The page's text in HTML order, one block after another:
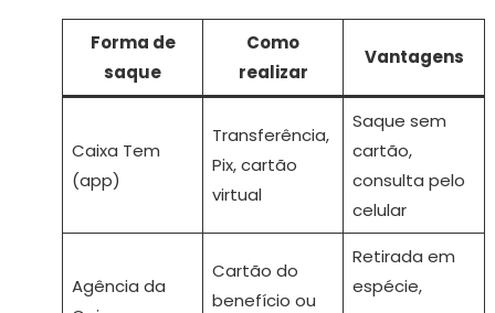
Forma de
saque
Como
realizar
Vantagens
Caixa Tem
(app)
Transferência,
Pix, cartão
virtual
Saque sem
cartão,
consulta pelo
celular
Agência da
Cartão do
benefício ou
Retirada em
espécie,